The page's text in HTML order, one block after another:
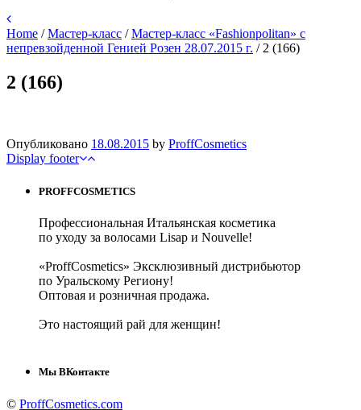
Home /Мастер-класс /Мастер-класс «Fashionpolitan» с
непревзойденной Генией Розен 28.07.2015 г. / 2 (166)
2 (166)
Опубликовано 18.08.2015 by ProffCosmetics
Display footer
PROFFCOSMETICS
Профессиональная Итальянская косметика
по уходу за волосами Lisap и Nouvelle!
«ProffCosmetics» Эксклюзивный дистрибьютор
по Уральскому Региону!
Оптовая и розничная продажа.
Это настоящий рай для женщин!
Мы ВКонтакте
© ProffCosmetics.com